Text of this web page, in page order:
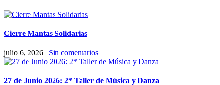
Cierre Mantas Solidarias
julio 6, 2026 | Sin comentarios
27 de Junio 2026: 2* Taller de Música y Danza